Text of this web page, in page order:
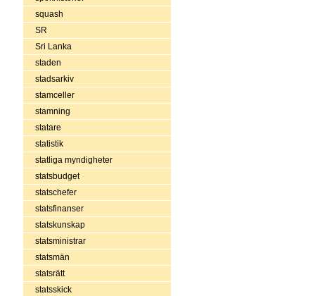
squash
SR
Sri Lanka
staden
stadsarkiv
stamceller
stamning
statare
statistik
statliga myndigheter
statsbudget
statschefer
statsfinanser
statskunskap
statsministrar
statsmän
statsrätt
statsskick